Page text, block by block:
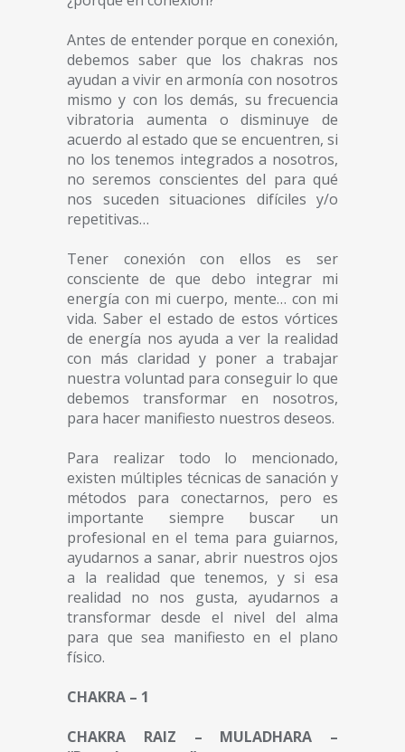
Antes de entender porque en conexión,
debemos saber que los chakras nos
ayudan a vivir en armonía con nosotros
mismo y con los demás, su frecuencia
vibratoria aumenta o disminuye de
acuerdo al estado que se encuentren, si
no los tenemos integrados a nosotros,
no seremos conscientes del para qué
nos suceden situaciones difíciles y/o
repetitivas…
Tener conexión con ellos es ser
consciente de que debo integrar mi
energía con mi cuerpo, mente… con mi
vida. Saber el estado de estos vórtices
de energía nos ayuda a ver la realidad
con más claridad y poner a trabajar
nuestra voluntad para conseguir lo que
debemos transformar en nosotros,
para hacer manifiesto nuestros deseos.
Para realizar todo lo mencionado,
existen múltiples técnicas de sanación y
métodos para conectarnos, pero es
importante siempre buscar un
profesional en el tema para guiarnos,
ayudarnos a sanar, abrir nuestros ojos
a la realidad que tenemos, y si esa
realidad no nos gusta, ayudarnos a
transformar desde el nivel del alma
para que sea manifiesto en el plano
físico.
CHAKRA – 1
CHAKRA RAIZ – MULADHARA –